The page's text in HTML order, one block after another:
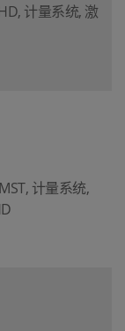
计量系统, 激
计量系统,